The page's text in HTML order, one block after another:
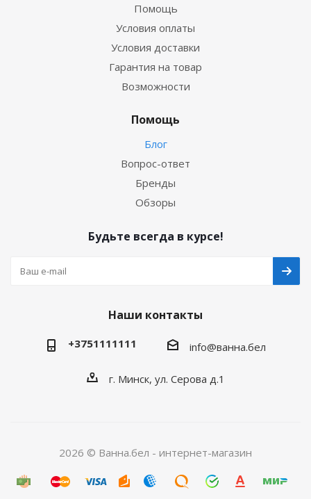
Помощь
Условия оплаты
Условия доставки
Гарантия на товар
Возможности
Помощь
Блог
Вопрос-ответ
Бренды
Обзоры
Будьте всегда в курсе!
Наши контакты
+3751111111 info@ванна.бел
г. Минск, ул. Серова д.1
2026 © Ванна.бел - интернет-магазин